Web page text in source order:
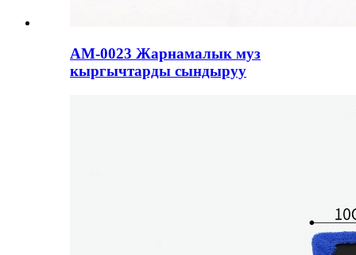
AM-0023 Жарнамалык муз
кыргычтарды сындыруу